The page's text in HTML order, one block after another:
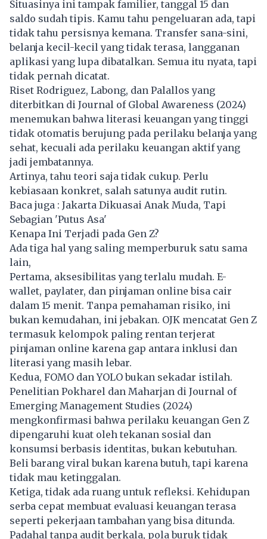
Situasinya ini tampak familier, tanggal 15 dan
saldo sudah tipis. Kamu tahu pengeluaran ada, tapi
tidak tahu persisnya kemana. Transfer sana-sini,
belanja kecil-kecil yang tidak terasa, langganan
aplikasi yang lupa dibatalkan. Semua itu nyata, tapi
tidak pernah dicatat.
Riset Rodriguez, Labong, dan Palallos yang
diterbitkan di Journal of Global Awareness (2024)
menemukan bahwa literasi keuangan yang tinggi
tidak otomatis berujung pada perilaku belanja yang
sehat, kecuali ada perilaku keuangan aktif yang
jadi jembatannya.
Artinya, tahu teori saja tidak cukup. Perlu
kebiasaan konkret, salah satunya audit rutin.
Baca juga : Jakarta Dikuasai Anak Muda, Tapi
Sebagian 'Putus Asa'
Kenapa Ini Terjadi pada Gen Z?
Ada tiga hal yang saling memperburuk satu sama
lain,
Pertama, aksesibilitas yang terlalu mudah. E-
wallet, paylater, dan pinjaman online bisa cair
dalam 15 menit. Tanpa pemahaman risiko, ini
bukan kemudahan, ini jebakan. OJK mencatat Gen Z
termasuk kelompok paling rentan terjerat
pinjaman online karena gap antara inklusi dan
literasi yang masih lebar.
Kedua, FOMO dan YOLO bukan sekadar istilah.
Penelitian Pokharel dan Maharjan di Journal of
Emerging Management Studies (2024)
mengkonfirmasi bahwa perilaku keuangan Gen Z
dipengaruhi kuat oleh tekanan sosial dan
konsumsi berbasis identitas, bukan kebutuhan.
Beli barang viral bukan karena butuh, tapi karena
tidak mau ketinggalan.
Ketiga, tidak ada ruang untuk refleksi. Kehidupan
serba cepat membuat evaluasi keuangan terasa
seperti pekerjaan tambahan yang bisa ditunda.
Padahal tanpa audit berkala, pola buruk tidak